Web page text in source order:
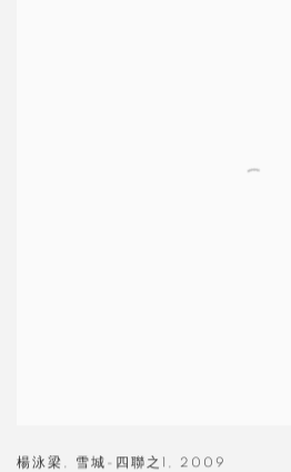
楊泳梁 , 雪城-四聯之1 , 2009